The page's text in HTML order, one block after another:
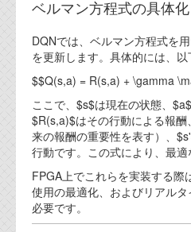
ベルマン方程式の具体化
DQNでは、ベルマン方程式を
を更新します。具体的には、以
$$Q(s,a) = R(s,a) + \gamma
ここで、$s$は現在の状態、
$R(s,a)$はその行動による報
来の報酬の重要性を表す）、
行動です。この式により、最適
FPGA上でこれらを実装する際
使用の最適化、およびリアル
必要です。